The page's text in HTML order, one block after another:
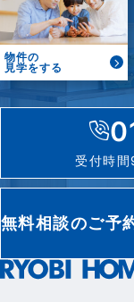
物件の
見学をする
受付時
無料相談のご予